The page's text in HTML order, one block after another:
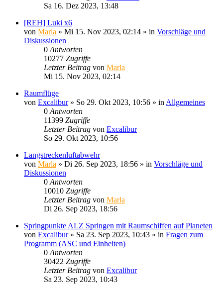
Sa 16. Dez 2023, 13:48
[REH] Luki x6
von Marla » Mi 15. Nov 2023, 02:14 » in Vorschläge und
Diskussionen
0 Antworten
10277 Zugriffe
Letzter Beitrag von Marla
Mi 15. Nov 2023, 02:14
Raumflüge
von Excalibur» So 29. Okt 2023, 10:56 » in Allgemeines
0 Antworten
11399 Zugriffe
Letzter Beitrag von Excalibur
So 29. Okt 2023, 10:56
Langstreckenluftabwehr
von Marla » Di 26. Sep 2023, 18:56 » in Vorschläge und
Diskussionen
0 Antworten
10010 Zugriffe
Letzter Beitrag von Marla
Di 26. Sep 2023, 18:56
Springpunkte ALZ Springen mit Raumschiffen auf Planeten
von Excalibur» Sa 23. Sep 2023, 10:43 » in Fragen zum
Programm (ASC und Einheiten)
0 Antworten
30422 Zugriffe
Letzter Beitrag von Excalibur
Sa 23. Sep 2023, 10:43